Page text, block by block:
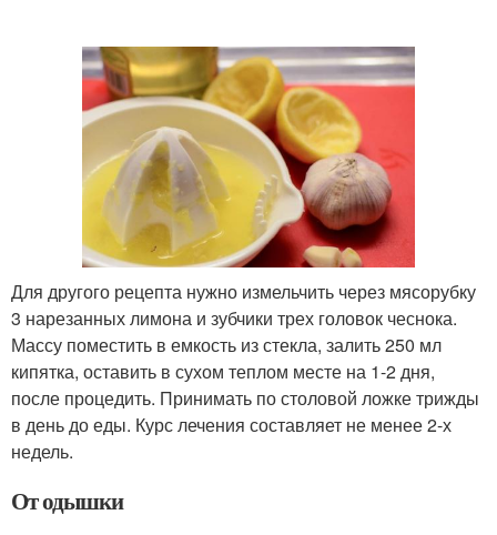
Для другого рецепта нужно измельчить через мясорубку
3 нарезанных лимона и зубчики трех головок чеснока.
Массу поместить в емкость из стекла, залить 250 мл
кипятка, оставить в сухом теплом месте на 1-2 дня,
после процедить. Принимать по столовой ложке трижды
в день до еды. Курс лечения составляет не менее 2-х
недель.
От одышки